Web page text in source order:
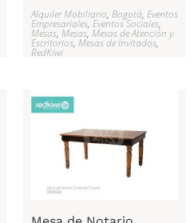
Alquiler Mobiliario, Bogotá, Eventos
Empresariales, Eventos Sociales,
Mesas, Mesas, Mesas de Atención y
Escritorios, Mesas de Invitados,
RedKiwi